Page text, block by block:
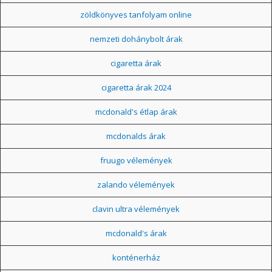
zöldkönyves tanfolyam online
nemzeti dohánybolt árak
cigaretta árak
cigaretta árak 2024
mcdonald's étlap árak
mcdonalds árak
fruugo vélemények
zalando vélemények
clavin ultra vélemények
mcdonald's árak
konténerház